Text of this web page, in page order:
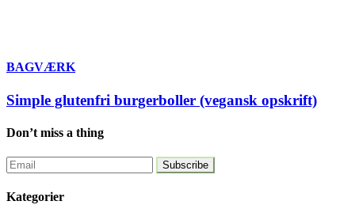
BAGVÆRK
Simple glutenfri burgerboller (vegansk opskrift)
Don’t miss a thing
Kategorier